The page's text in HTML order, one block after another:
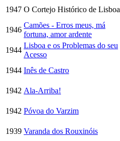
1947 O Cortejo Histórico de Lisboa
1946
Camões - Erros meus, má
fortuna, amor ardente
1944
Lisboa e os Problemas do seu
Acesso
1944 Inês de Castro
1942 Ala-Arriba!
1942 Póvoa do Varzim
1939 Varanda dos Rouxinóis